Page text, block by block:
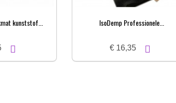
kunststof... IsoDemp Professionele...
€ 16,35